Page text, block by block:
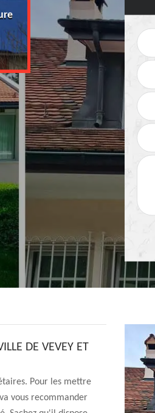
Devis changement de
tuile Suisse
DE VEVEY ET
Pour les mettre
vous recommander